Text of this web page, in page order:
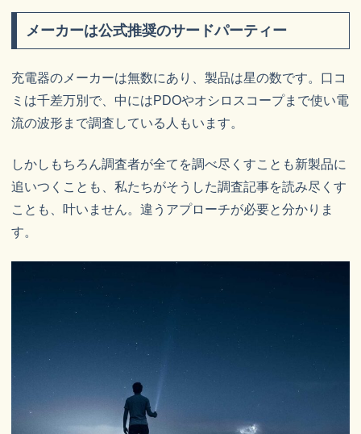
メーカーは公式推奨のサードパーティー
充電器のメーカーは無数にあり、製品は星の数です。口コ
ミは千差万別で、中にはPDOやオシロスコープまで使い電
流の波形まで調査している人もいます。
しかしもちろん調査者が全てを調べ尽くすことも新製品に
追いつくことも、私たちがそうした調査記事を読み尽くす
ことも、叶いません。違うアプローチが必要と分かりま
す。